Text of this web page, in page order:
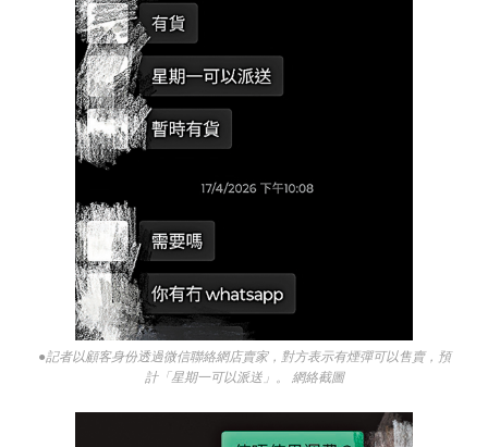
●記者以顧客身份透過微信聯絡網店賣家，對方表示有煙彈可以售賣，預
計「星期一可以派送」。 網絡截圖